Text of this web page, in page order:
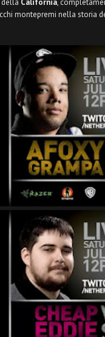
California,
montepremi nella storia